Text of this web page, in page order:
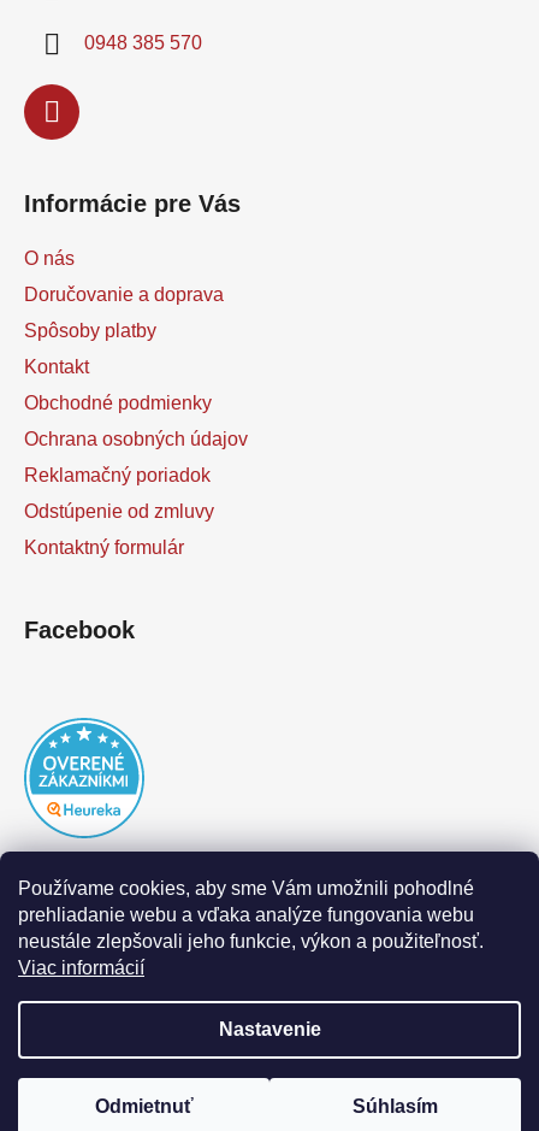
Používame cookies, aby sme Vám umožnili pohodlné
prehliadanie webu a vďaka analýze fungovania webu
neustále zlepšovali jeho funkcie, výkon a použiteľnosť.
Viac informácií
Nastavenie
Odmietnuť Súhlasím
0948 385 570
Informácie pre Vás
O nás
Doručovanie a doprava
Spôsoby platby
Kontakt
Obchodné podmienky
Ochrana osobných údajov
Reklamačný poriadok
Odstúpenie od zmluvy
Kontaktný formulár
Facebook
|Realizoval Appgrade
Copyright 2026
. Všetky práva